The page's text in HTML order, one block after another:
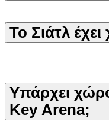
Το Σιάτλ
Υπάρχει
Key Arena;